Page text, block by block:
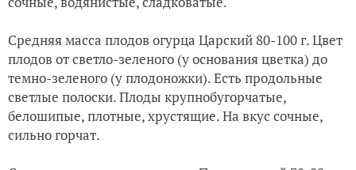
плодов от светло-зеленого (у основания цветка) до
темно-зеленого (у плодоножки). Есть продольные
светлые полоски. Плоды крупнобугорчатые,
белошипые, плотные, хрустящие. На вкус сочные,
сильно горчат.